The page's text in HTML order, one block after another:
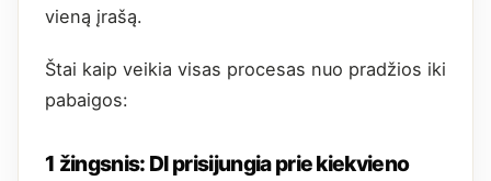
vieną įrašą.
Štai kaip veikia visas procesas nuo pradžios iki
pabaigos:
1 žingsnis: DI prisijungia prie kiekvieno